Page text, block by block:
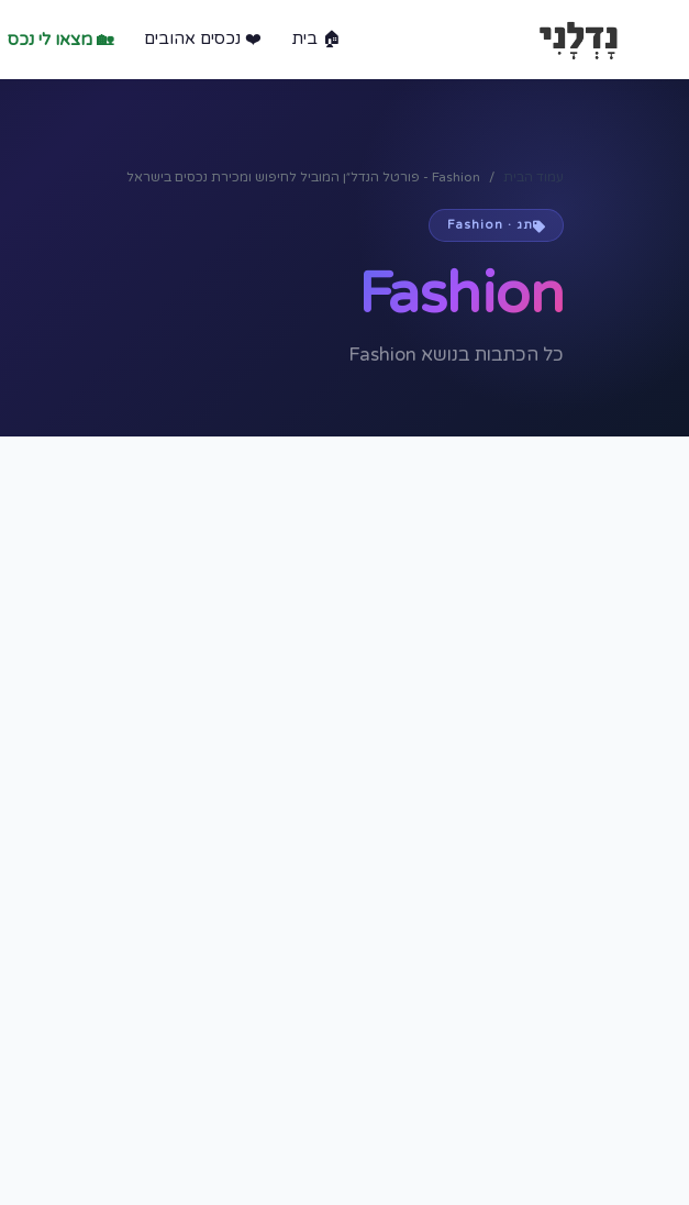
🏠 בית ❤️ נכסים אהובים 🏡 מצאו לי נכס
Fashion - פורטל הנדל״ן המוביל לחיפוש ומכירת נכסים בישראל
תג · Fashion
Fashion
כל הכתבות בנושא Fashion